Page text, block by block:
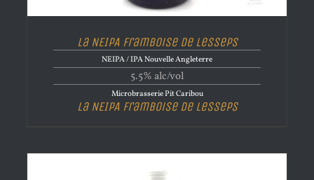
La NEIPA Framboise de Lesseps
NEIPA / IPA Nouvelle Angleterre
5.5% alc/vol
Microbrasserie Pit Caribou
La NEIPA Framboise de Lesseps